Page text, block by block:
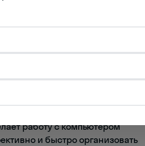
и галереи, позволяя
отображения файлов.
элементами операционной
для быстрого поиска файлов
данные с
различными
работу с компьютером
и быстро организовать